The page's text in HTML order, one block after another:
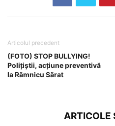
Articolul precedent
(FOTO) STOP BULLYING!
Polițiștii, acțiune preventivă
la Râmnicu Sărat
ARTICOLE